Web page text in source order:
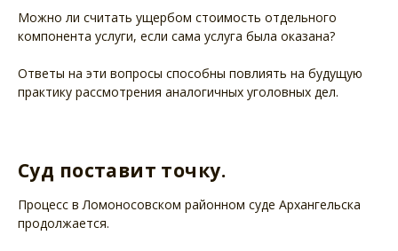
Можно ли считать ущербом стоимость отдельного
компонента услуги, если сама услуга была оказана?
Ответы на эти вопросы способны повлиять на будущую
практику рассмотрения аналогичных уголовных дел.
Суд поставит точку.
Процесс в Ломоносовском районном суде Архангельска
продолжается.